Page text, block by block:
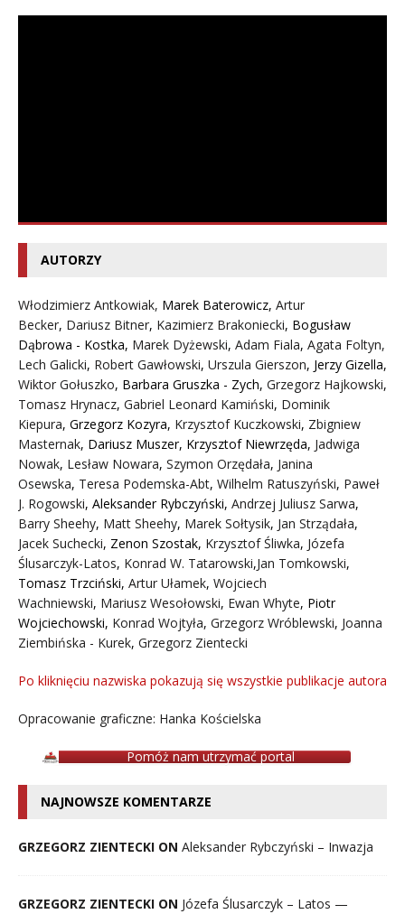
AUTORZY
Włodzimierz Antkowiak, Marek Baterowicz, Artur
Becker, Dariusz Bitner, Kazimierz Brakoniecki, Bogusław
Dąbrowa - Kostka, Marek Dyżewski, Adam Fiala, Agata Foltyn,
Lech Galicki, Robert Gawłowski, Urszula Gierszon, Jerzy Gizella,
Wiktor Gołuszko, Barbara Gruszka - Zych, Grzegorz Hajkowski,
Tomasz Hrynacz, Gabriel Leonard Kamiński, Dominik
Kiepura, Grzegorz Kozyra, Krzysztof Kuczkowski, Zbigniew
Masternak, Dariusz Muszer, Krzysztof Niewrzęda, Jadwiga
Nowak, Lesław Nowara, Szymon Orzędała, Janina
Osewska, Teresa Podemska-Abt, Wilhelm Ratuszyński, Paweł
J. Rogowski, Aleksander Rybczyński, Andrzej Juliusz Sarwa,
Barry Sheehy, Matt Sheehy, Marek Sołtysik, Jan Strządała,
Jacek Suchecki, Zenon Szostak, Krzysztof Śliwka, Józefa
Ślusarczyk-Latos, Konrad W. Tatarowski,Jan Tomkowski,
Tomasz Trzciński, Artur Ułamek, Wojciech
Wachniewski, Mariusz Wesołowski, Ewan Whyte, Piotr
Wojciechowski, Konrad Wojtyła, Grzegorz Wróblewski, Joanna
Ziembińska - Kurek, Grzegorz Zientecki
Po kliknięciu nazwiska pokazują się wszystkie publikacje autora
Opracowanie graficzne: Hanka Kościelska
Pomóż nam utrzymać portal
NAJNOWSZE KOMENTARZE
GRZEGORZ ZIENTECKI ON Aleksander Rybczyński – Inwazja
GRZEGORZ ZIENTECKI ON Józefa Ślusarczyk – Latos —